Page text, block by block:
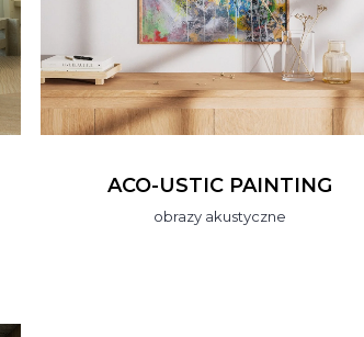
ACO-USTIC PAINTING
obrazy akustyczne